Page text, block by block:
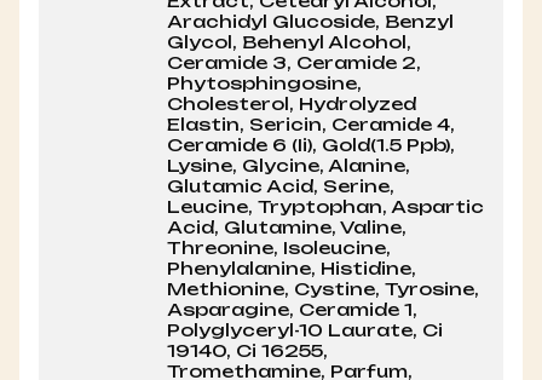
Arachidyl Glucoside, Benzyl
Glycol, Behenyl Alcohol,
Ceramide 3, Ceramide 2,
Phytosphingosine,
Cholesterol, Hydrolyzed
Elastin, Sericin, Ceramide 4,
Ceramide 6 (Ii), Gold(1.5 Ppb),
Lysine, Glycine, Alanine,
Glutamic Acid, Serine,
Leucine, Tryptophan, Aspartic
Acid, Glutamine, Valine,
Threonine, Isoleucine,
Phenylalanine, Histidine,
Methionine, Cystine, Tyrosine,
Asparagine, Ceramide 1,
Polyglyceryl-10 Laurate, Ci
19140, Ci 16255,
Tromethamine, Parfum,